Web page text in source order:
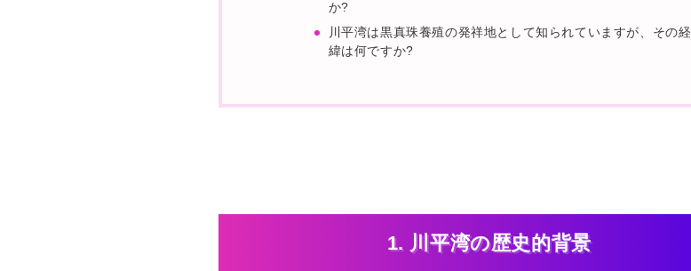
か?
川平湾は黒真珠養殖の発祥地として知られていますが、その経
緯は何ですか?
1. 川平湾の歴史的背景